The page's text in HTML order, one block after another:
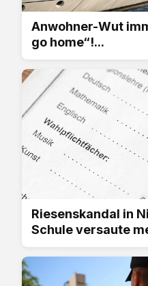
Anwohner-Wut
go home“!...
Riesenskandal in
Schule versaute